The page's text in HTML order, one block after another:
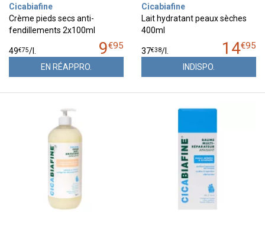
Cicabiafine
Crème pieds secs anti-
fendillements 2x100ml
9€95
49€75/
EN RÉAPPRO.
Cicabiafine
Lait hydratant peaux sèches
400ml
14€95
37€38/
INDISPO.